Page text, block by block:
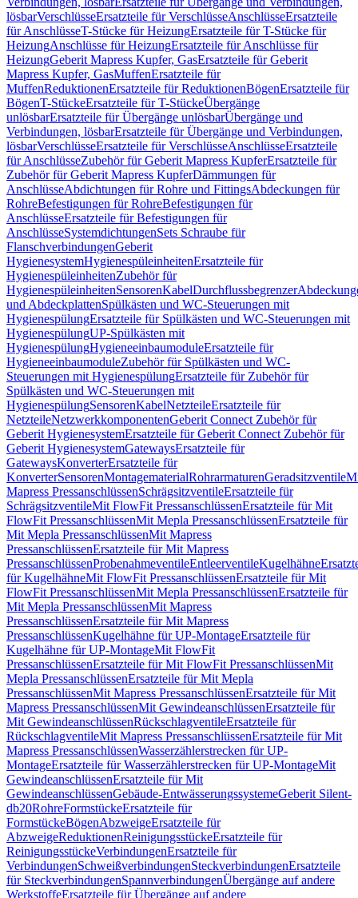
lösbarVerschlüsseErsatzteile für VerschlüsseAnschlüsseErsatzteile
für AnschlüsseT-Stücke für HeizungErsatzteile für T-Stücke für
HeizungAnschlüsse für HeizungErsatzteile für Anschlüsse für
HeizungGeberit Mapress Kupfer, GasErsatzteile für Geberit
Mapress Kupfer, GasMuffenErsatzteile für
MuffenReduktionenErsatzteile für ReduktionenBögenErsatzteile für
BögenT-StückeErsatzteile für T-StückeÜbergänge
unlösbarErsatzteile für Übergänge unlösbarÜbergänge und
Verbindungen, lösbarErsatzteile für Übergänge und Verbindungen,
lösbarVerschlüsseErsatzteile für VerschlüsseAnschlüsseErsatzteile
für AnschlüsseZubehör für Geberit Mapress KupferErsatzteile für
Zubehör für Geberit Mapress KupferDämmungen für
AnschlüsseAbdichtungen für Rohre und FittingsAbdeckungen für
RohreBefestigungen für RohreBefestigungen für
AnschlüsseErsatzteile für Befestigungen für
AnschlüsseSystemdichtungenSets Schraube für
FlanschverbindungenGeberit
HygienesystemHygienespüleinheitenErsatzteile für
HygienespüleinheitenZubehör für
HygienespüleinheitenSensorenKabelDurchflussbegrenzer
und AbdeckplattenSpülkästen und WC-Steuerungen mit
HygienespülungErsatzteile für Spülkästen und WC-Steuerungen mit
HygienespülungUP-Spülkästen mit
HygienespülungHygieneeinbaumoduleErsatzteile für
HygieneeinbaumoduleZubehör für Spülkästen und WC-
Steuerungen mit HygienespülungErsatzteile für Zubehör für
Spülkästen und WC-Steuerungen mit
HygienespülungSensorenKabelNetzteileErsatzteile für
NetzteileNetzwerkkomponentenGeberit Connect Zubehör für
Geberit HygienesystemErsatzteile für Geberit Connect Zubehör für
Geberit HygienesystemGatewaysErsatzteile für
GatewaysKonverterErsatzteile für
KonverterSensorenMontagematerialRohrarmaturenGeradsitzventile
Mapress PressanschlüssenSchrägsitzventileErsatzteile für
SchrägsitzventileMit FlowFit PressanschlüssenErsatzteile für Mit
FlowFit PressanschlüssenMit Mepla PressanschlüssenErsatzteile für
Mit Mepla PressanschlüssenMit Mapress
PressanschlüssenErsatzteile für Mit Mapress
PressanschlüssenProbenahmeventileEntleerventileKugelhähne
für KugelhähneMit FlowFit PressanschlüssenErsatzteile für Mit
FlowFit PressanschlüssenMit Mepla PressanschlüssenErsatzteile für
Mit Mepla PressanschlüssenMit Mapress
PressanschlüssenErsatzteile für Mit Mapress
PressanschlüssenKugelhähne für UP-MontageErsatzteile für
Kugelhähne für UP-MontageMit FlowFit
PressanschlüssenErsatzteile für Mit FlowFit PressanschlüssenMit
Mepla PressanschlüssenErsatzteile für Mit Mepla
PressanschlüssenMit Mapress PressanschlüssenErsatzteile für Mit
Mapress PressanschlüssenMit GewindeanschlüssenErsatzteile für
Mit GewindeanschlüssenRückschlagventileErsatzteile für
RückschlagventileMit Mapress PressanschlüssenErsatzteile für Mit
Mapress PressanschlüssenWasserzählerstrecken für UP-
MontageErsatzteile für Wasserzählerstrecken für UP-MontageMit
GewindeanschlüssenErsatzteile für Mit
GewindeanschlüssenGebäude-EntwässerungssystemeGeberit Silent-
db20RohreFormstückeErsatzteile für
FormstückeBögenAbzweigeErsatzteile für
AbzweigeReduktionenReinigungsstückeErsatzteile für
ReinigungsstückeVerbindungenErsatzteile für
VerbindungenSchweißverbindungenSteckverbindungenErsatzteile
für SteckverbindungenSpannverbindungenÜbergänge auf andere
WerkstoffeErsatzteile für Übergänge auf andere